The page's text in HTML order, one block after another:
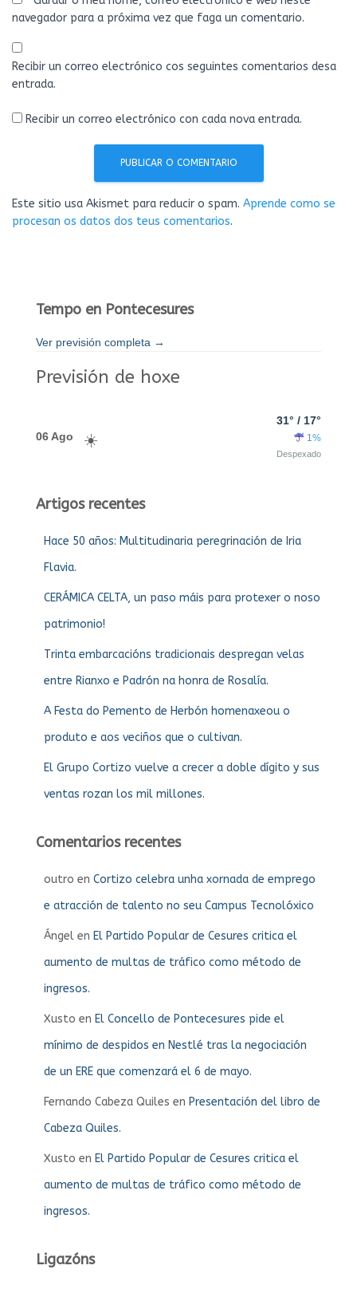
navegador para a próxima vez que faga un comentario.
Recibir un correo electrónico cos seguintes comentarios desa
entrada.
Recibir un correo electrónico con cada nova entrada.
Este sitio usa Akismet para reducir o spam. Aprende como se
procesan os datos dos teus comentarios.
Tempo en Pontecesures
Ver previsión completa →
Previsión de hoxe
06 Ago
31° / 17°
1%
Despexado
Artigos recentes
Hace 50 años: Multitudinaria peregrinación de Iria
Flavia.
CERÁMICA CELTA, un paso máis para protexer o noso
patrimonio!
Trinta embarcacións tradicionais despregan velas
entre Rianxo e Padrón na honra de Rosalía.
A Festa do Pemento de Herbón homenaxeou o
produto e aos veciños que o cultivan.
El Grupo Cortizo vuelve a crecer a doble dígito y sus
ventas rozan los mil millones.
Comentarios recentes
outro en Cortizo celebra unha xornada de emprego
e atracción de talento no seu Campus Tecnolóxico
Ángel en El Partido Popular de Cesures critica el
aumento de multas de tráfico como método de
ingresos.
Xusto en El Concello de Pontecesures pide el
mínimo de despidos en Nestlé tras la negociación
de un ERE que comenzará el 6 de mayo.
Fernando Cabeza Quiles en Presentación del libro de
Cabeza Quiles.
Xusto en El Partido Popular de Cesures critica el
aumento de multas de tráfico como método de
ingresos.
Ligazóns